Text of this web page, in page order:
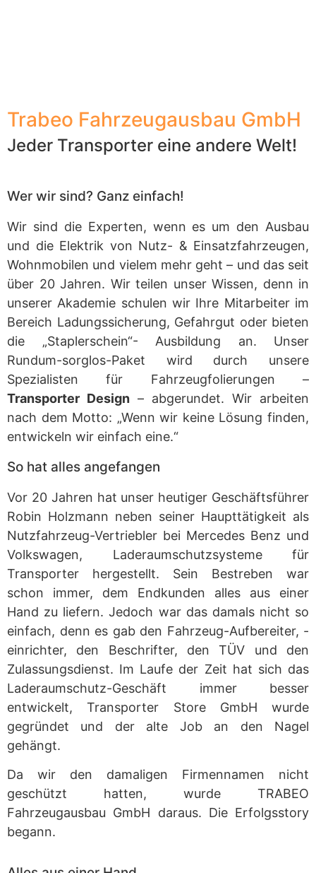
Trabeo Fahrzeugausbau GmbH
Jeder Transporter eine andere Welt!
Wer wir sind? Ganz einfach!
Wir sind die Experten, wenn es um den Ausbau
und die Elektrik von Nutz- & Einsatzfahrzeugen,
Wohnmobilen und vielem mehr geht – und das seit
über 20 Jahren. Wir teilen unser Wissen, denn in
unserer Akademie schulen wir Ihre Mitarbeiter im
Bereich Ladungssicherung, Gefahrgut oder bieten
die „Staplerschein“- Ausbildung an. Unser
Rundum-sorglos-Paket wird durch unsere
Spezialisten für Fahrzeugfolierungen –
Transporter Design – abgerundet. Wir arbeiten
nach dem Motto: „Wenn wir keine Lösung finden,
entwickeln wir einfach eine.“
So hat alles angefangen
Vor 20 Jahren hat unser heutiger Geschäftsführer
Robin Holzmann neben seiner Haupttätigkeit als
Nutzfahrzeug-Vertriebler bei Mercedes Benz und
Volkswagen, Laderaumschutzsysteme für
Transporter hergestellt. Sein Bestreben war
schon immer, dem Endkunden alles aus einer
Hand zu liefern. Jedoch war das damals nicht so
einfach, denn es gab den Fahrzeug-Aufbereiter, -
einrichter, den Beschrifter, den TÜV und den
Zulassungsdienst. Im Laufe der Zeit hat sich das
Laderaumschutz-Geschäft immer besser
entwickelt, Transporter Store GmbH wurde
gegründet und der alte Job an den Nagel
gehängt.
Da wir den damaligen Firmennamen nicht
geschützt hatten, wurde TRABEO
Fahrzeugausbau GmbH daraus. Die Erfolgsstory
begann.